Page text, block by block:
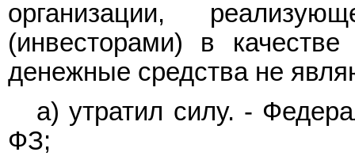
организации,
(инвесторами) в
денежные средства не
а) утратил силу. -
ФЗ;